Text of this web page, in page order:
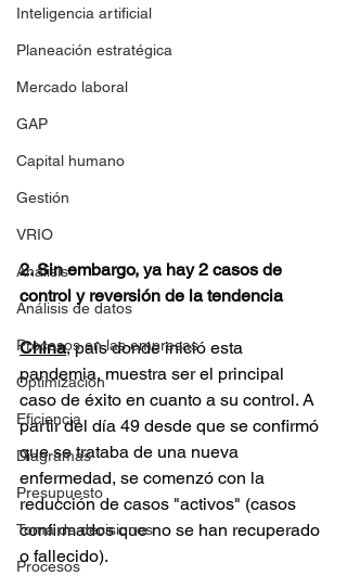
Inteligencia artificial
Planeación estratégica
Mercado laboral
GAP
Capital humano
Gestión
VRIO
Análisis
Análisis de datos
Procesos en las empresas
Optimización
Eficiencia
Diagramas
Presupuesto
Toma de decisiones
Procesos
2. Sin embargo, ya hay 2 casos de
control y reversión de la tendencia
China, país donde inició esta
pandemia, muestra ser el principal
caso de éxito en cuanto a su control. A
partir del día 49 desde que se confirmó
que se trataba de una nueva
enfermedad, se comenzó con la
reducción de casos "activos" (casos
confirmados que no se han recuperado
o fallecido).